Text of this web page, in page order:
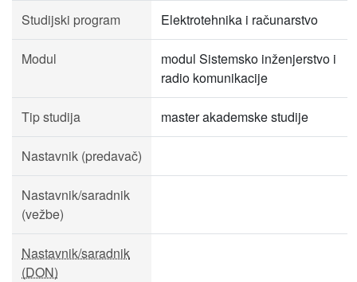
Studijski program Elektrotehnika i računarstvo
Modul
modul Sistemsko inženjerstvo i
radio komunikacije
Tip studija master akademske studije
Nastavnik (predavač)
Nastavnik/saradnik
(vežbe)
Nastavnik/saradnik
(DON)